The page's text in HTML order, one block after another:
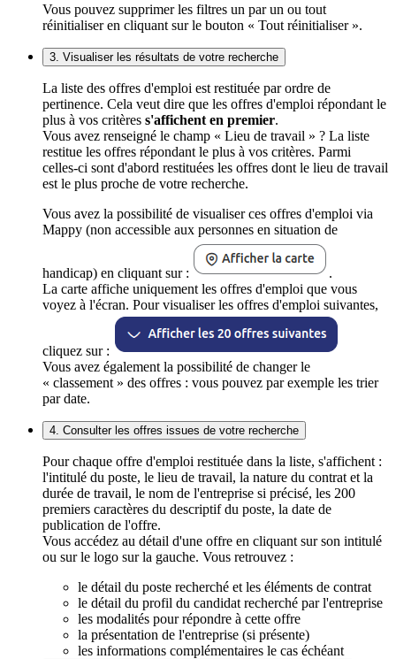
Vous pouvez supprimer les filtres un par un ou tout
réinitialiser en cliquant sur le bouton « Tout réinitialiser ».
3. Visualiser les résultats de votre recherche
La liste des offres d'emploi est restituée par ordre de
pertinence. Cela veut dire que les offres d'emploi répondant le
plus à vos critères s'affichent en premier.
Vous avez renseigné le champ « Lieu de travail » ? La liste
restitue les offres répondant le plus à vos critères. Parmi
celles-ci sont d'abord restituées les offres dont le lieu de travail
est le plus proche de votre recherche.
Vous avez la possibilité de visualiser ces offres d'emploi via
Mappy (non accessible aux personnes en situation de
handicap) en cliquant sur :
.
La carte affiche uniquement les offres d'emploi que vous
voyez à l'écran. Pour visualiser les offres d'emploi suivantes,
cliquez sur :
Vous avez également la possibilité de changer le
« classement » des offres : vous pouvez par exemple les trier
par date.
4. Consulter les offres issues de votre recherche
Pour chaque offre d'emploi restituée dans la liste, s'affichent :
l'intitulé du poste, le lieu de travail, la nature du contrat et la
durée de travail, le nom de l'entreprise si précisé, les 200
premiers caractères du descriptif du poste, la date de
publication de l'offre.
Vous accédez au détail d'une offre en cliquant sur son intitulé
ou sur le logo sur la gauche. Vous retrouvez :
le détail du poste recherché et les éléments de contrat
le détail du profil du candidat recherché par l'entreprise
les modalités pour répondre à cette offre
la présentation de l'entreprise (si présente)
les informations complémentaires le cas échéant